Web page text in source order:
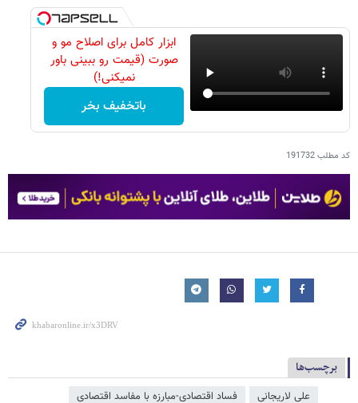
ابزار کامل برای اصلاح مو و
صورت (قیمت رو ببینی باور
نمیکنی!)
باتخفیف بخر
کد مطلب191732
برچسب‌ها
علی لاریجانی فساد اقتصادی-مبارزه با مفاسد اقتصادی